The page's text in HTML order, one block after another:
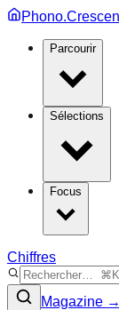
Parcourir
Sélections
Focus
Chiffres
Magazine →